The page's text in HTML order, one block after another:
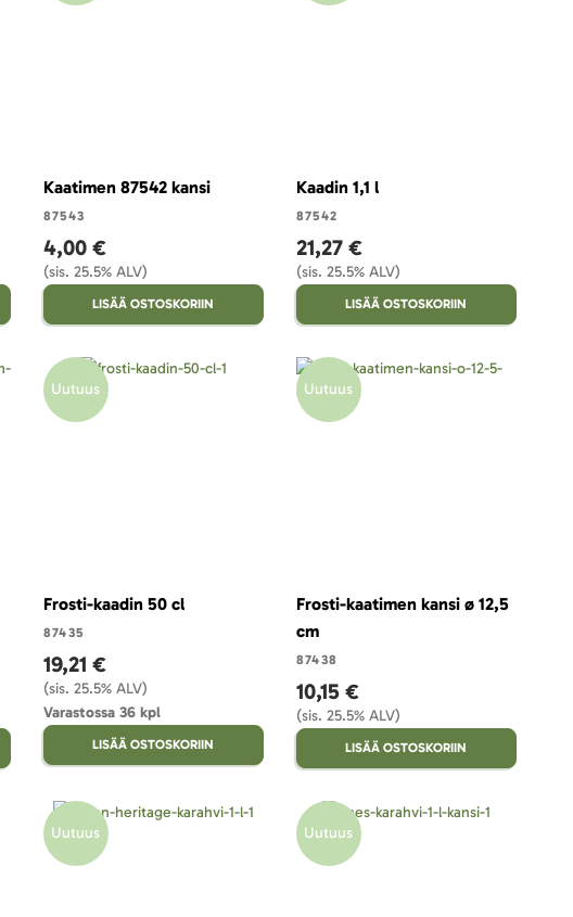
Kaatimen 87542 kansi
87543
4,00 €
(sis. 25.5% ALV)
LISÄÄ OSTOSKORIIN
Kaadin 1,1 l
87542
21,27 €
(sis. 25.5% ALV)
LISÄÄ OSTOSKORIIN
Uutuus
Frosti-kaadin 50 cl
87435
19,21 €
(sis. 25.5% ALV)
Varastossa 36 kpl
LISÄÄ OSTOSKORIIN
Uutuus
Frosti-kaatimen kansi ø 12,5
cm
87438
10,15 €
(sis. 25.5% ALV)
LISÄÄ OSTOSKORIIN
Uutuus Uutuus